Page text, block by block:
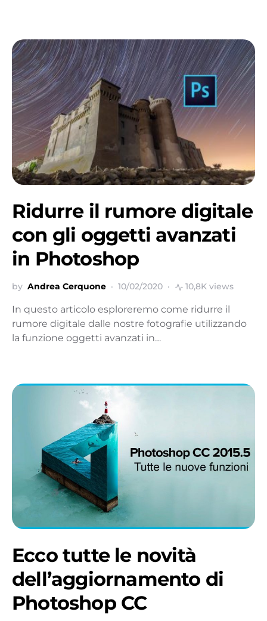
Ridurre il rumore digitale
con gli oggetti avanzati
in Photoshop
by Andrea Cerquone 10/02/2020 10,8K views
In questo articolo esploreremo come ridurre il
rumore digitale dalle nostre fotografie utilizzando
la funzione oggetti avanzati in…
Ecco tutte le novità
dell’aggiornamento di
Photoshop CC